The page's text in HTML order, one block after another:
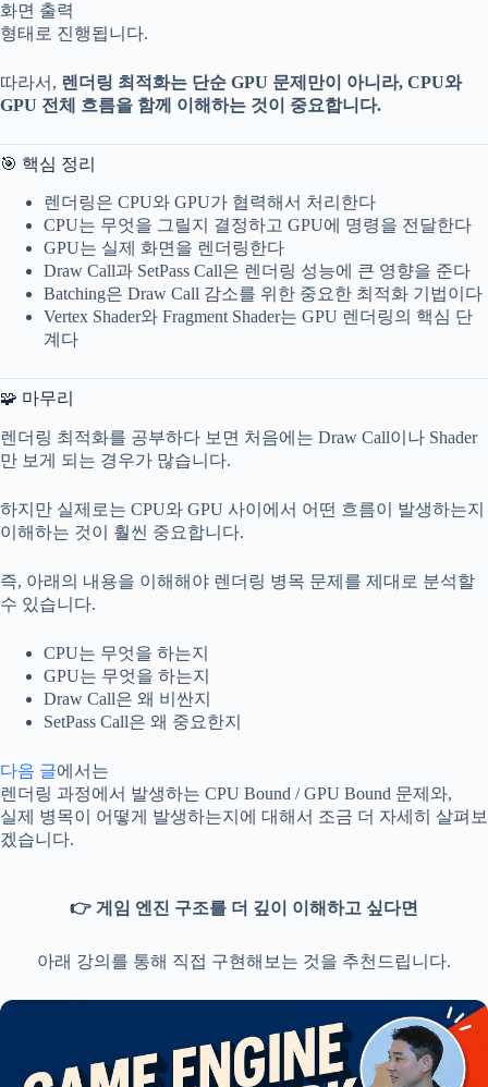
화면 출력
형태로 진행됩니다.
따라서, 렌더링 최적화는 단순 GPU 문제만이 아니라, CPU와
GPU 전체 흐름을 함께 이해하는 것이 중요합니다.
🎯 핵심 정리
렌더링은 CPU와 GPU가 협력해서 처리한다
CPU는 무엇을 그릴지 결정하고 GPU에 명령을 전달한다
GPU는 실제 화면을 렌더링한다
Draw Call과 SetPass Call은 렌더링 성능에 큰 영향을 준다
Batching은 Draw Call 감소를 위한 중요한 최적화 기법이다
Vertex Shader와 Fragment Shader는 GPU 렌더링의 핵심 단
계다
🧩 마무리
렌더링 최적화를 공부하다 보면 처음에는 Draw Call이나 Shader
만 보게 되는 경우가 많습니다.
하지만 실제로는 CPU와 GPU 사이에서 어떤 흐름이 발생하는지
이해하는 것이 훨씬 중요합니다.
즉, 아래의 내용을 이해해야 렌더링 병목 문제를 제대로 분석할
수 있습니다.
CPU는 무엇을 하는지
GPU는 무엇을 하는지
Draw Call은 왜 비싼지
SetPass Call은 왜 중요한지
다음 글에서는
렌더링 과정에서 발생하는 CPU Bound / GPU Bound 문제와,
실제 병목이 어떻게 발생하는지에 대해서 조금 더 자세히 살펴보
겠습니다.
👉 게임 엔진 구조를 더 깊이 이해하고 싶다면
아래 강의를 통해 직접 구현해보는 것을 추천드립니다.